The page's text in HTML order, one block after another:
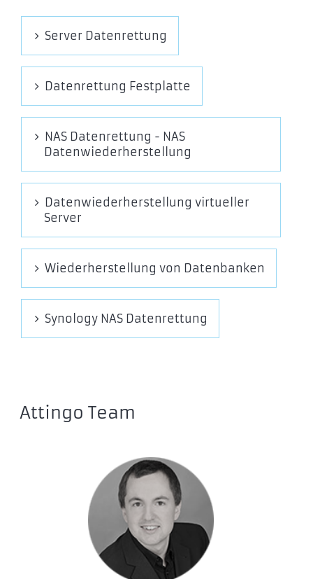
Server Datenrettung
Datenrettung Festplatte
NAS Datenrettung - NAS
Datenwiederherstellung
Datenwiederherstellung virtueller
Server
Wiederherstellung von Datenbanken
Synology NAS Datenrettung
Attingo Team